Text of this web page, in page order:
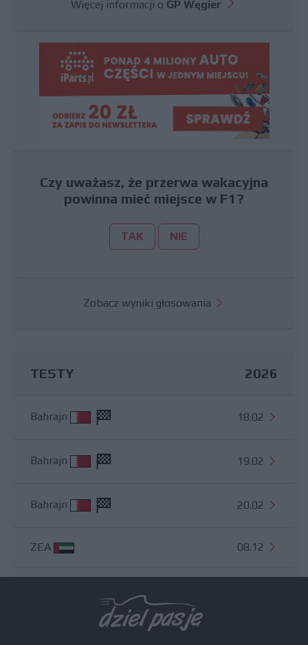
Więcej informacji o GP Węgier
Czy uważasz, że przerwa wakacyjna
powinna mieć miejsce w F1?
TAK NIE
Zobacz wyniki głosowania
TESTY 2026
Bahrajn 18.02
Bahrajn 19.02
Bahrajn 20.02
ZEA 08.12